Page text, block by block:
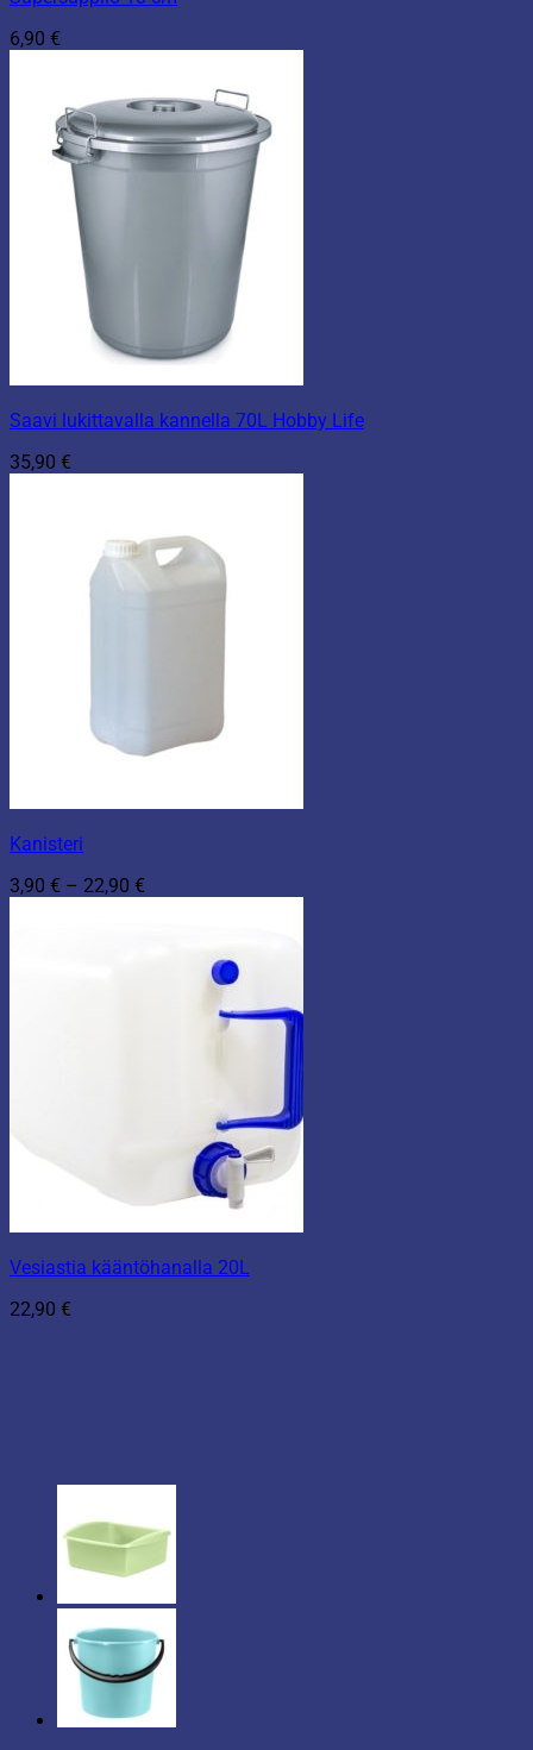
6,90 €
Saavi lukittavalla kannella 70L Hobby Life
35,90 €
Kanisteri
3,90 € – 22,90 €
22,90 €
Vesiastia kääntöhanalla 20L
22,90 €